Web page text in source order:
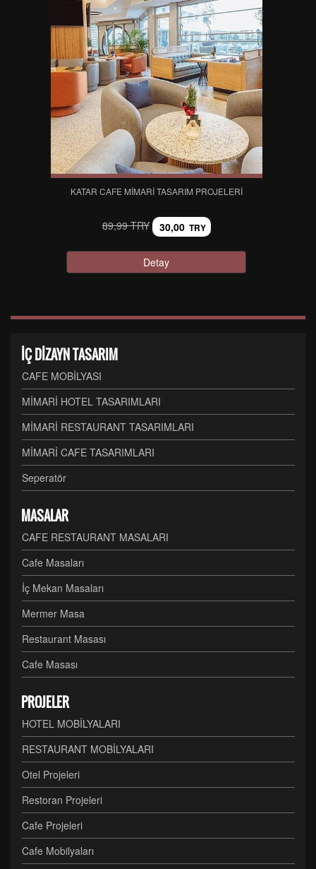
KATAR CAFE MIMARI TASARIM PROJELERI
89,99 TRY 30,00 TRY
Detay
İÇ DİZAYN TASARIM
CAFE MOBİLYASI
MİMARİ HOTEL TASARIMLARI
MİMARİ RESTAURANT TASARIMLARI
MİMARİ CAFE TASARIMLARI
Seperatör
MASALAR
CAFE RESTAURANT MASALARI
Cafe Masaları
İç Mekan Masaları
Mermer Masa
Restaurant Masası
Cafe Masası
PROJELER
HOTEL MOBİLYALARI
RESTAURANT MOBİLYALARI
Otel Projeleri
Restoran Projeleri
Cafe Projeleri
Cafe Mobilyaları